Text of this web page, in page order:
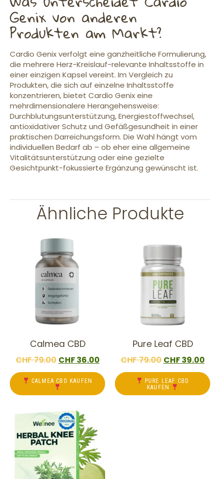
Genix von anderen
Produkten am Markt?
Cardio Genix verfolgt eine ganzheitliche Formulierung,
die mehrere Herz-Kreislauf-relevante Inhaltsstoffe in
einer einzigen Kapsel vereint. Im Vergleich zu
Produkten, die sich auf einzelne Inhaltsstoffe
konzentrieren, bietet Cardio Genix eine
mehrdimensionalere Herangehensweise:
Durchblutungsunterstützung, Energiestoffwechsel,
antioxidativer Schutz und Gefäßgesundheit in einer
praktischen Darreichungsform. Die Wahl hängt vom
individuellen Bedarf ab – ob eher eine allgemeine
Vitalitätsunterstützung oder eine gezielte
Gesichtpunkt-fokussierte Ergänzung gewünscht ist.
Ähnliche Produkte
Calmea CBD
CHF79.00 CHF36.00
CALMEA CBD KAUFEN
Pure Leaf CBD
CHF79.00 CHF39.00
PURE LEAF CBD
KAUFEN